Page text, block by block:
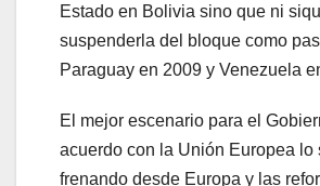
Estado en Bolivia sino que ni
suspenderla del bloque como
Paraguay en 2009 y Venezuela
El mejor escenario para el
acuerdo con la Unión Europea lo
frenando desde Europa y las